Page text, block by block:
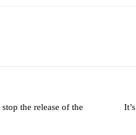
the release of the